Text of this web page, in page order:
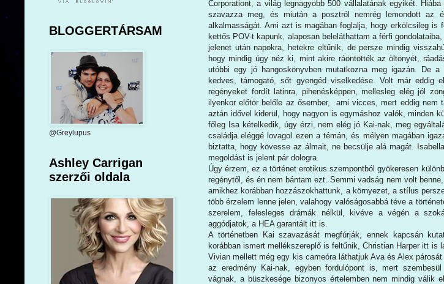
Corporationt, a világ legnagyobb 500 vállalatának egyikét.
szavazza meg, és miután a posztról nemrég lemondott az
alkalmasságát. Ami azt is magában foglalja, hogy erkölcsileg is
kettős POV-t kapunk, alaposan beleláthattam a férfi
jelenet után napokra, hetekre eltűnik, de persze mindig
hogy mindig úgy néz ki, mint akire ráöntötték az öltönyét,
utóbbi egy jó hangoskönyvben mutatkozna meg igazán. De
kedves, támogató, sőt gyengéd viselkedése. Volt már
regényeket fordít latinra, pihenésképpen, mellesleg elég jól
ilyenkor előtör belőle az ősember, ami vicces, mert eddig nem
aztán idővel kiderül, hogy nagyon is egymáshoz valók, minden
főleg Isa kételkedik, úgy érzi, nem elég jó Kai-nak, meg
családja eléggé lovagol ezen a témán, és mélyen magában
biztatta, hogy kövesse az álmait, ne becsülje alá magát.
megoldást is jelent pár dologra.
Úgy érzem, ez a történet erotikus szempontból gyökeresen
regénytől, és én nem bántam ezt. Semmi vadság nem volt
amikhez korábban hozzászokhattunk, a környezet, a stílus
több érzelem lenne jelen, valahogy valóságosabbá téve a
szerelem, felesleges drámák nélkül, kivéve a végén a
aggódjatok, a HEA garantált itt is.
A történetben Kai szavazását megfúrják, ennek kapcsán
korábban ismert mellékszereplő is feltűnik, Christian Harper itt is
Vivian mellett még egy kis cameóra láthatjuk Ava és Alex
az eredmény Kai-nak, egyben fordulópont is, mert
vágnak, a büszkesége bizonyos értelemben nem mindig válik
BLOGGERTÁRSAM
@Greylupus
Ashley Carrigan
szerzői oldala